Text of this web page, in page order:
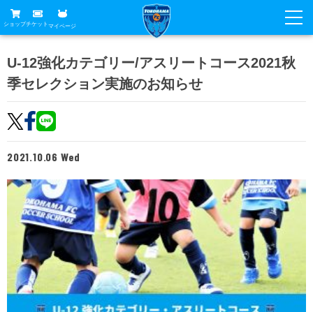
ショップチケット マイページ
グッズ
ホームタウン
トップチーム
メディア
試合
アカデミー
試合
試合日程
チケット
チケットガイド
席種・価格表
チケット購入方法
販売スケジュール
ニッパツシート
Buy Ticket Here
チーム
選手・スタッフ
スケジュール
練習見学について
観戦ガイド
横浜FC観戦ガイド
試合会場アクセス
観戦ルール・マナー
クラブ
クラブ概要
フリ丸のページ
ファン
横浜FC公式オンラインショップ
アカデミー
U-12強化カテゴリー/アスリートコース2021秋
季セレクション実施のお知らせ
2021.10.06 Wed